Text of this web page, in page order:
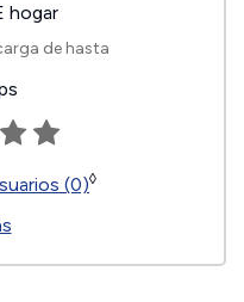
hogar
de hasta
(0)◊